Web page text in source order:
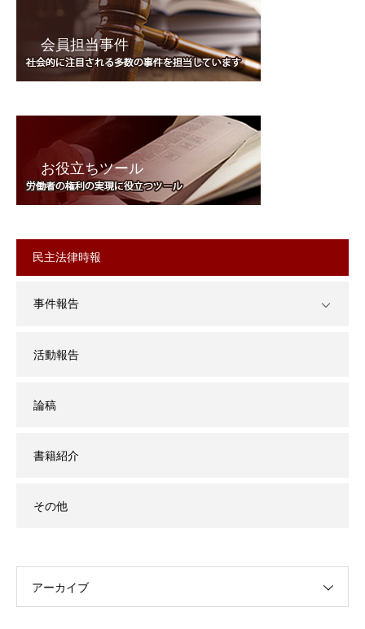
会員担当事件
お役立ちツール
民主法律時報
事件報告
活動報告
論稿
書籍紹介
その他
アーカイブ